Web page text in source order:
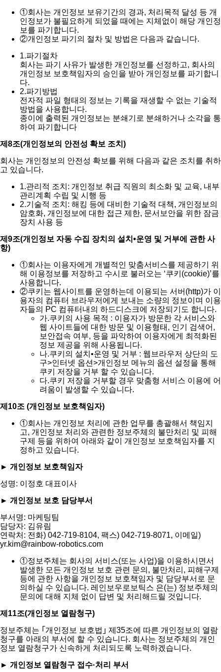
①회사는 개인정보 보유기간의 경과, 처리목적 달성 등 개
인정보가 불필요하게 되었을 때에는 지체없이 해당 개인정
보를 파기합니다.
②개인정보 파기의 절차 및 방법은 다음과 같습니다.
1.파기절차
회사는 파기 사유가 발생한 개인정보를 선정하고, 회사의
개인정보 보호책임자의 승인을 받아 개인정보를 파기합니
다.
2.파기방법
전자적 파일 형태의 정보는 기록을 재생할 수 없는 기술적
방법을 사용합니다.
종이에 출력된 개인정보는 분쇄기로 분쇄하거나 소각을 통
하여 파기합니다
제8조(개인정보의 안전성 확보 조치)
회사는 개인정보의 안전성 확보를 위해 다음과 같은 조치를 취하
고 있습니다.
1.관리적 조치: 개인정보 취급 직원의 최소화 및 교육, 내부
관리계획 수립 및 시행 등
2.기술적 조치: 해킹 등에 대비한 기술적 대책, 개인정보의
암호화, 개인정보에 대한 접근 제한, 문서보안을 위한 잠금
장치 사용 등
제9조(개인정보 자동 수집 장치의 설치•운영 및 거부에 관한 사
항)
①회사는 이용자에게 개별적인 맞춤서비스를 제공하기 위
해 이용정보를 저장하고 수시로 불러오는 ‘쿠키(cookie)’를
사용합니다.
②쿠키는 웹사이트를 운영하는데 이용되는 서버(http)가 이
용자의 컴퓨터 브라우저에게 보내는 소량의 정보이며 이용
자들의 PC 컴퓨터내의 하드디스크에 저장되기도 합니다.
가.쿠키의 사용 목적 : 이용자가 방문한 각 서비스와
웹 사이트들에 대한 방문 및 이용형태, 인기 검색어,
보안접속 여부, 등을 파악하여 이용자에게 최적화된
정보 제공을 위해 사용됩니다.
나.쿠키의 설치•운영 및 거부 : 웹브라우저 상단의 도
구>인터넷 옵션>개인정보 메뉴의 옵션 설정을 통해
쿠키 저장을 거부 할 수 있습니다.
다.쿠키 저장을 거부할 경우 맞춤형 서비스 이용에 어
려움이 발생할 수 있습니다.
제10조 (개인정보 보호책임자)
①회사는 개인정보 처리에 관한 업무를 총괄해서 책임지
고, 개인정보 처리와 관련한 정보주체의 불만처리 및 피해
구제 등을 위하여 아래와 같이 개인정보 보호책임자를 지
정하고 있습니다.
► 개인정보 보호책임자
성명: 이정호 대표이사
► 개인정보 보호 담당부서
부서명: 마케팅팀
담당자: 김유림
연락처: 전화) 042-719-8104, 팩스) 042-719-8071, 이메일)
yr.kim@rainbow-robotics.com
①정보주체는 회사의 서비스(또는 사업)을 이용하시면서
발생한 모든 개인정보 보호 관련 문의, 불만처리, 피해구제
등에 관한 사항을 개인정보 보호책임자 및 담당부서로 문
의하실 수 있습니다. 레인보우로보틱스 은(는) 정보주체의
문의에 대해 지체 없이 답변 및 처리해드릴 것입니다.
제11조(개인정보 열람청구)
정보주체는 ｢개인정보 보호법｣ 제35조에 따른 개인정보의 열람
청구를 아래의 부서에 할 수 있습니다. 회사는 정보주체의 개인
정보 열람청구가 신속하게 처리되도록 노력하겠습니다.
► 개인정보 열람청구 접수·처리 부서